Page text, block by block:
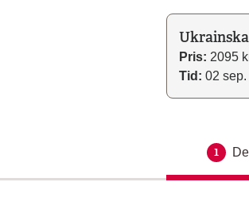
Ukrainska
Pris: 2095
Tid: 02
1